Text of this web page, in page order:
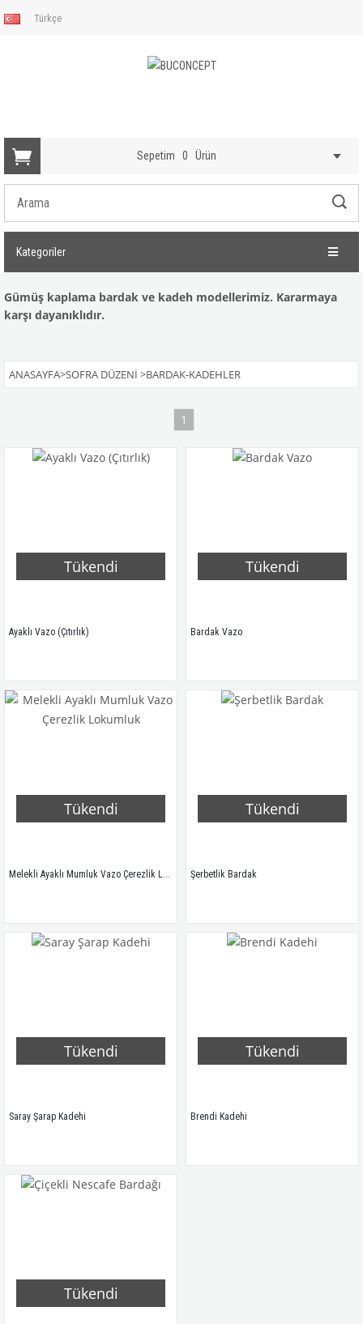
Türkçe
Sepetim 0 Ürün
Kategoriler
Gümüş kaplama bardak ve kadeh modellerimiz. Kararmaya
karşı dayanıklıdır.
ANASAYFA>SOFRA DÜZENI >BARDAK-KADEHLER
1
Tükendi
Ayaklı Vazo (Çıtırlık)
Tükendi
Bardak Vazo
Tükendi
Melekli Ayaklı Mumluk Vazo Çerezlik Lokumluk
Tükendi
Şerbetlik Bardak
Tükendi
Saray Şarap Kadehi
Tükendi
Brendi Kadehi
Tükendi